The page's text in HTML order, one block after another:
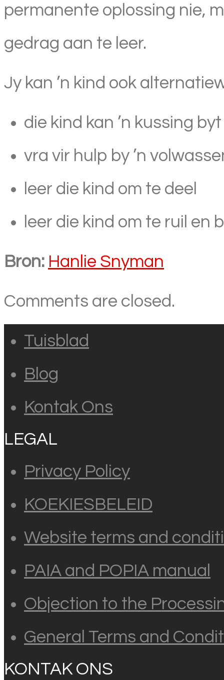
permanente oplossing nie,
gedrag aan te leer.
Jy kan ’n kind ook
die kind kan ’n kussing
vra vir hulp by ’n
leer die kind om te deel
leer die kind om te ruil en
Bron: Hanlie Snyman
Comments are closed.
Tuisblad
Blog
Kontak Ons
LEGAL
Privacy Policy
KOEKIESBELEID
Website terms and
PAIA and POPIA manual
Objection to the
General Terms and
KONTAK ONS